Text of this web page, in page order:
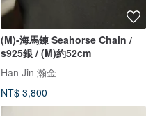
(M)-海馬鍊 Seahorse Chain /
s925銀 / (M)約52cm
Han Jin 瀚金
NT$ 3,800